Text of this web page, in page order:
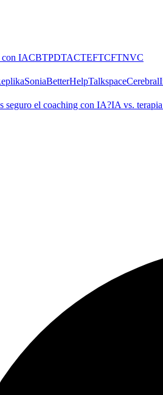
con IACBTPDTACTEFTCFTNVC
SoniaBetterHelpTalkspaceCerebral
seguro el coaching con IA?IA vs.